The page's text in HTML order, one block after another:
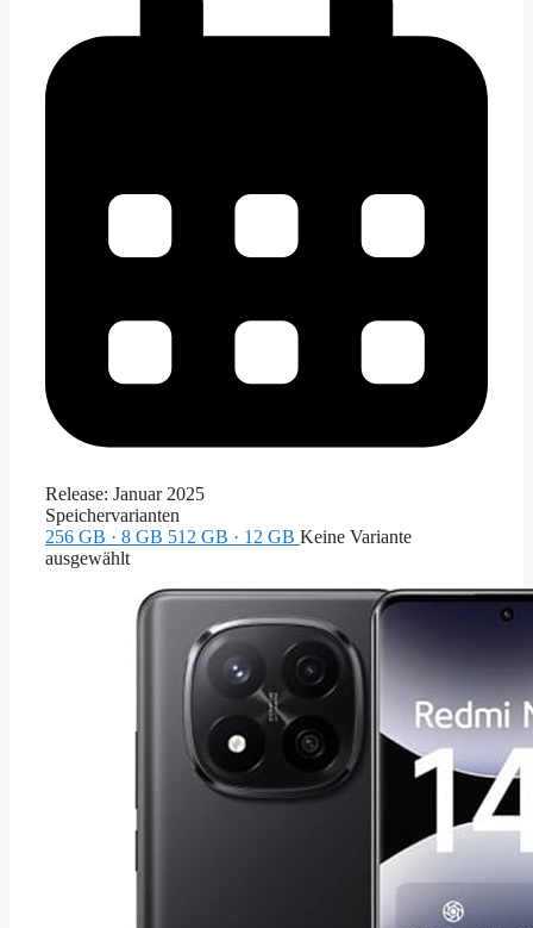
Release: Januar 2025
Speichervarianten
256 GB · 8 GB 512 GB · 12 GB Keine Variante
ausgewählt